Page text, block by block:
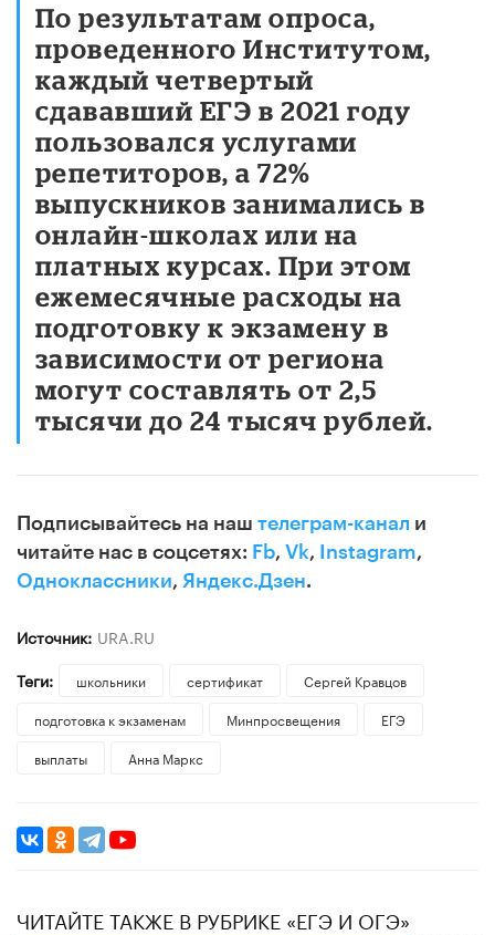
По результатам опроса,
проведенного Институтом,
каждый четвертый
сдававший ЕГЭ в 2021 году
пользовался услугами
репетиторов, а 72%
выпускников занимались в
онлайн-школах или на
платных курсах. При этом
ежемесячные расходы на
подготовку к экзамену в
зависимости от региона
могут составлять от 2,5
тысячи до 24 тысяч рублей.
Подписывайтесь на наш телеграм-канал и
читайте нас в соцсетях: Fb, Vk, Instagram,
Одноклассники, Яндекс.Дзен.
Источник: URA.RU
Теги:
школьники сертификат
Сергей Кравцов
подготовка к экзаменам
Минпросвещения
ЕГЭ
выплаты
Анна Маркс
ЧИТАЙТЕ ТАКЖЕ В РУБРИКЕ «ЕГЭ И ОГЭ»